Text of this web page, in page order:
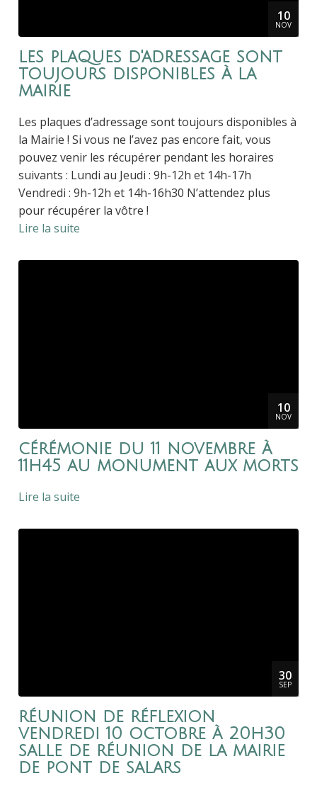
10
NOV
les plaques d'adressage sont
toujours disponibles à la
mairie
Les plaques d’adressage sont toujours disponibles à
la Mairie ! Si vous ne l’avez pas encore fait, vous
pouvez venir les récupérer pendant les horaires
suivants : Lundi au Jeudi : 9h-12h et 14h-17h
Vendredi : 9h-12h et 14h-16h30 N’attendez plus
pour récupérer la vôtre !
Lire la suite
10
NOV
cérémonie du 11 novembre à
11h45 au monument aux morts
Lire la suite
30
SEP
réunion de réflexion
vendredi 10 octobre à 20h30
salle de réunion de la mairie
de pont de salars